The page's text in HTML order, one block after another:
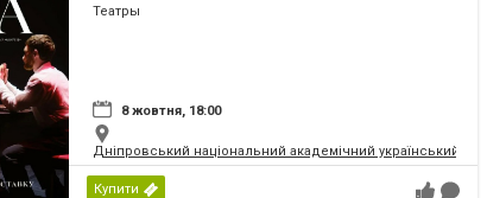
Театры
8 жовтня, 18:00
Дніпровський національний академічний український
Купити